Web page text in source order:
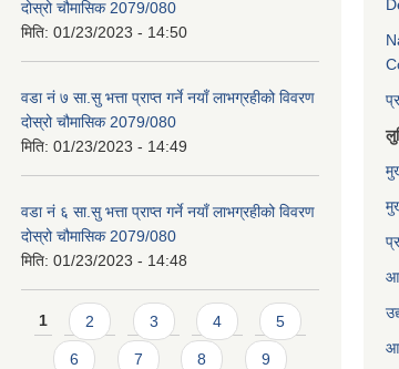
दोस्रो चौमासिक 2079/080
मिति: 01/23/2023 - 14:50
वडा नं ७ सा.सु भत्ता प्राप्त गर्ने नयाँ लाभग्रहीको विवरण
दोस्रो चौमासिक 2079/080
मिति: 01/23/2023 - 14:49
वडा नं ६ सा.सु भत्ता प्राप्त गर्ने नयाँ लाभग्रहीको विवरण
दोस्रो चौमासिक 2079/080
मिति: 01/23/2023 - 14:48
Pages
1 2 3 4 5
6 7 8 9